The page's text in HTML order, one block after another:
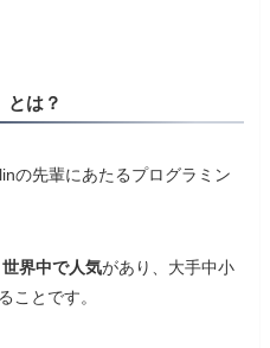
とは？
の先輩にあたるプログラミン
世界中で人気があり、大手中小
ことです。